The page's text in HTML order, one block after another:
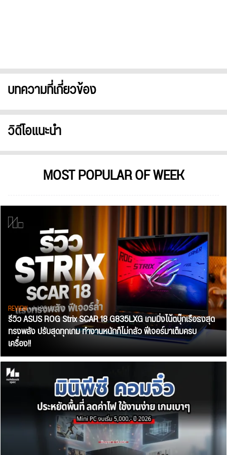
บทความที่เกี่ยวข้อง
วิดีโอแนะนำ
MOST POPULAR OF WEEK
REVIEW• Jul 28, 2026
รีวิว ASUS ROG Strix SCAR 18 G835LXG เกมมิ่งโน้ตบุ๊กเรือธงสุด
ทรงพลัง ปรับสุดทุกเกม ทำงานหนักก็ไม่กลัว ฟีเจอร์มาเต็มครบ
เครื่อง!!